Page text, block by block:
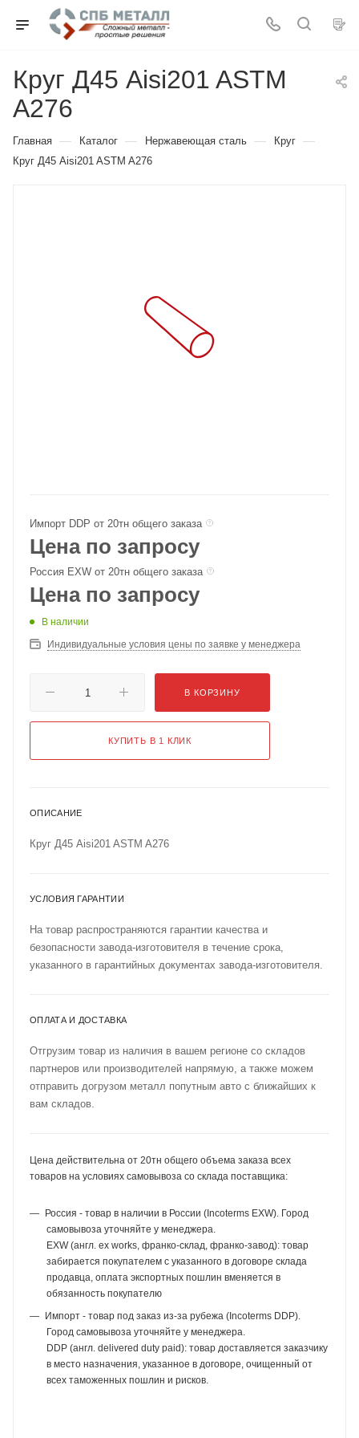
Круг Д45 Aisi201 ASTM
A276
Главная — Каталог — Нержавеющая сталь — Круг —
Круг Д45 Aisi201 ASTM A276
Импорт DDP от 20тн общего заказа
Цена по запросу
Россия EXW от 20тн общего заказа
Цена по запросу
В наличии
Индивидуальные условия цены по заявке у менеджера
В КОРЗИНУ
КУПИТЬ В 1 КЛИК
ОПИСАНИЕ
Круг Д45 Aisi201 ASTM A276
УСЛОВИЯ ГАРАНТИИ
На товар распространяются гарантии качества и
безопасности завода-изготовителя в течение срока,
указанного в гарантийных документах завода-изготовителя.
ОПЛАТА И ДОСТАВКА
Отгрузим товар из наличия в вашем регионе со складов
партнеров или производителей напрямую, а также можем
отправить догрузом металл попутным авто с ближайших к
вам складов.
Цена действительна от 20тн общего объема заказа всех
товаров на условиях самовывоза со склада поставщика:
Россия - товар в наличии в России (Incoterms EXW). Город
самовывоза уточняйте у менеджера.
EXW (англ. ex works, франко-склад, франко-завод): товар
забирается покупателем с указанного в договоре склада
продавца, оплата экспортных пошлин вменяется в
обязанность покупателю
Импорт - товар под заказ из-за рубежа (Incoterms DDP).
Город самовывоза уточняйте у менеджера.
DDP (англ. delivered duty paid): товар доставляется заказчику
в место назначения, указанное в договоре, очищенный от
всех таможенных пошлин и рисков.